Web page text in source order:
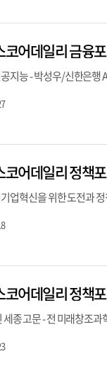
어데일리 금융
지능 - 박성우/신한은행
어데일리 정책
업혁신을 위한 도전과
어데일리 정책
종 고문 - 전 미래창조과